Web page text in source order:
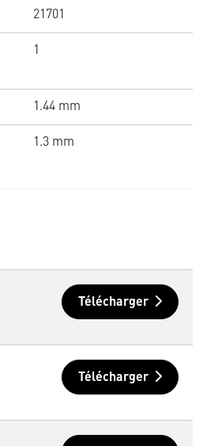
21701
1
1.44 mm
1.3 mm
Télécharger
Télécharger